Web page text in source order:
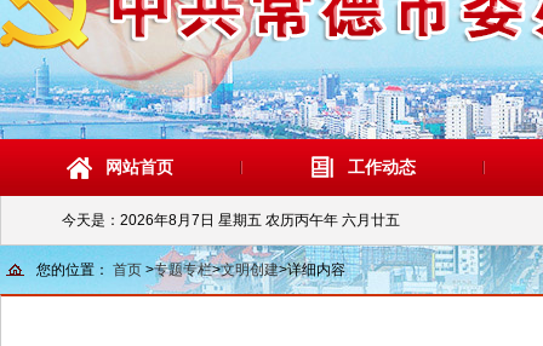
网站首页 工作动态
今天是： 2026年8月7日 星期五 农历丙午年 六月廿五
您的位置： 首页 >专题专栏>文明创建>详细内容